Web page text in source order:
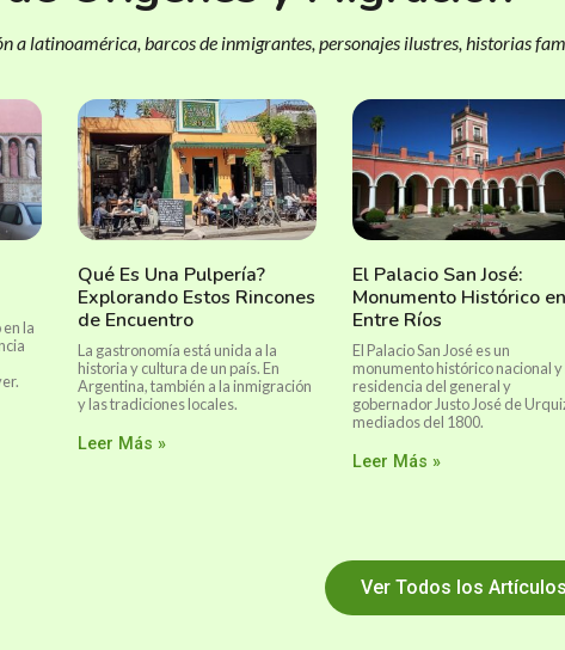
a latinoamérica, barcos de inmigrantes, personajes ilustres, historias
la
Qué Es Una Pulpería?
Explorando Estos Rincones
de Encuentro
La gastronomía está unida a la
historia y cultura de un país. En
Argentina, también a la inmigración
y las tradiciones locales.
Leer Más »
El Palacio San José:
Monumento Histórico en
Entre Ríos
El Palacio San José es un
monumento histórico nacional y
residencia del general y
gobernador Justo José de
mediados del 1800.
Leer Más »
Ver Todos los